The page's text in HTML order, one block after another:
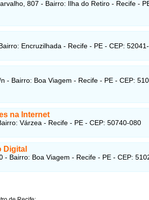
807 - Bairro: Ilha do Retiro - Recife -
Encruzilhada - Recife - PE - CEP:
- Bairro: Boa Viagem - Recife - PE - CEP:
na Internet
Várzea - Recife - PE - CEP: 50740-080
Digital
- Bairro: Boa Viagem - Recife - PE - CEP: